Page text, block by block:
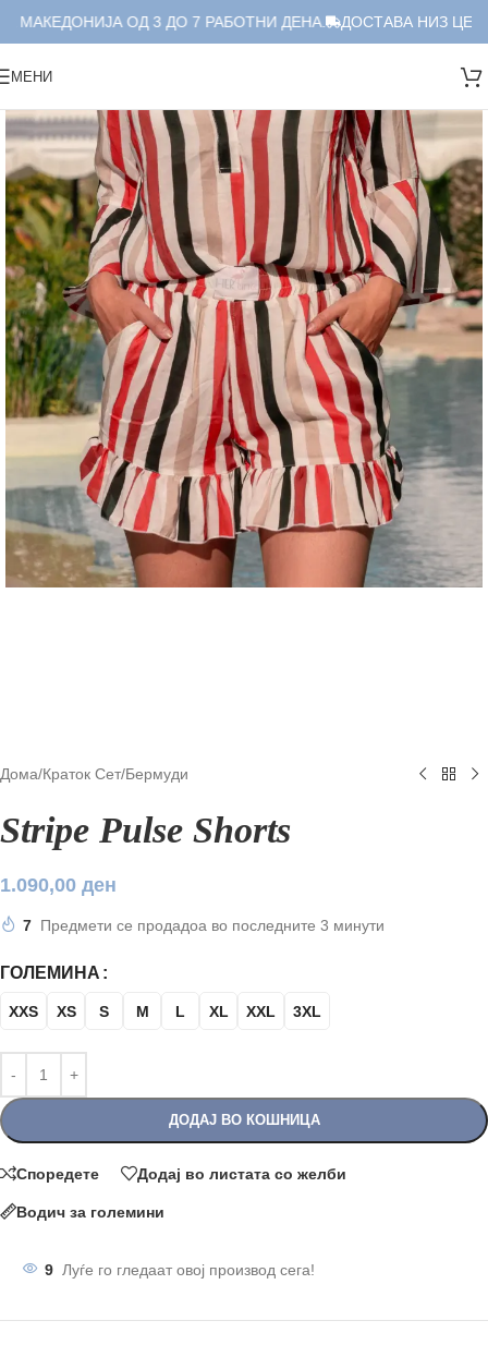
МАКЕДОНИЈА ОД 3 ДО 7 РАБОТНИ ДЕНА. ДОСТАВА НИЗ ЦЕЛА
МЕНИ
Дома/Краток Сет/Бермуди
Stripe Pulse Shorts
1.090,00 ден
7 Предмети се продадоа во последните 3 минути
ГОЛЕМИНА
XXS XS S M L XL XXL 3XL
ДОДАЈ ВО КОШНИЦА
Споредете Додај во листата со желби
Водич за големини
9 Луѓе го гледаат овој производ сега!